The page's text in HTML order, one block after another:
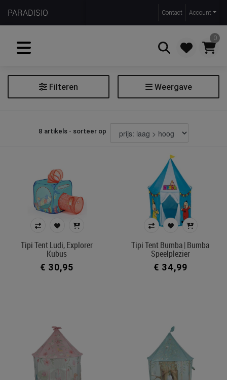
PARADISIO Contact Account
0
Zoeken
Filteren Weergave
tipi tent
In voorraad
Filters toepassen
8 artikels - sorteer op
Tipi Tent Ludi, Explorer
Kubus
€ 30,95
Tipi Tent Bumba | Bumba
Speelplezier
€ 34,99